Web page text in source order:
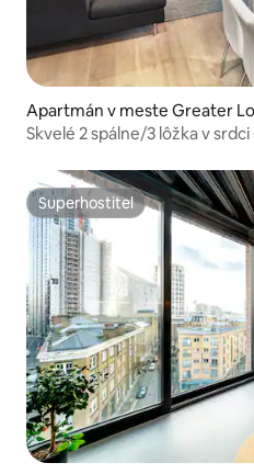
Apartmán v meste Greater
Skvelé 2 spálne/3 lôžka v
Superhostiteľ
Superhostiteľ